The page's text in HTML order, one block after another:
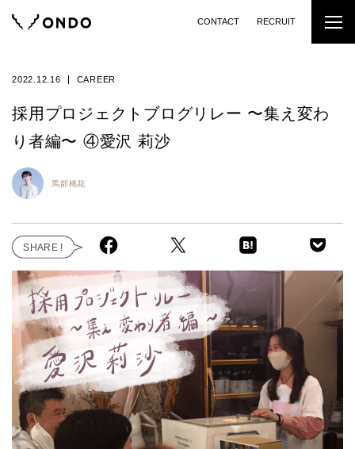
CONTACT RECRUIT
2022.12.16 CAREER
採用プロジェクトブログリレー 〜集え変わ
り者編〜 ④愛沢 莉沙
馬部桃花